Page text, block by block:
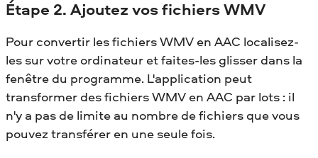
Étape 2. Ajoutez vos fichiers WMV
Pour convertir les fichiers WMV en AAC localisez-
les sur votre ordinateur et faites-les glisser dans la
fenêtre du programme. L'application peut
transformer des fichiers WMV en AAC par lots : il
n'y a pas de limite au nombre de fichiers que vous
pouvez transférer en une seule fois.